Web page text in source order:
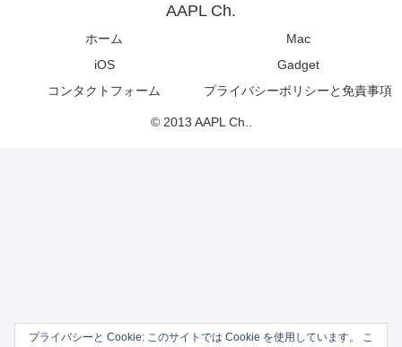
AAPL Ch.
ホーム
Mac
iOS
Gadget
コンタクトフォーム
プライバシーポリシーと免責事項
© 2013 AAPL Ch..
プライバシーと Cookie: このサイトでは Cookie を使用しています。 こ